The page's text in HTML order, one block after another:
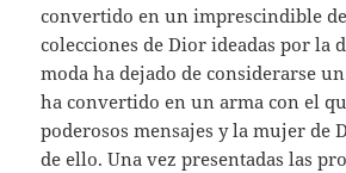
convertido en un imprescindible
colecciones de Dior ideadas por la
moda ha dejado de considerarse
ha convertido en un arma con el
poderosos mensajes y la mujer de
de ello. Una vez presentadas las